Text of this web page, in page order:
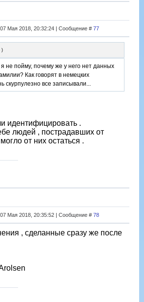
Мая 2018, 20:32:24 | Сообщение # 77
)
я не пойму, почему же у него нет данных
Как говорят в немецких
скурпулезно все записывали...
идентифицировать .
людей , пострадавших от
от них остаться .
Мая 2018, 20:35:52 | Сообщение # 78
, сделанные сразу же после